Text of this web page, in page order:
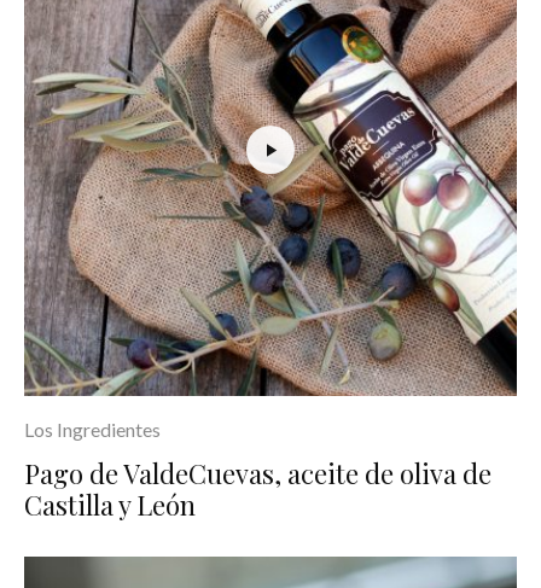
Los Ingredientes
Pago de ValdeCuevas, aceite de oliva de
Castilla y León